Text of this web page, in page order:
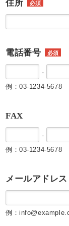
住所 必須
電話番号 必須
-
例：03-1234-5678
FAX
-
例：03-1234-5678
メールアドレス
例：